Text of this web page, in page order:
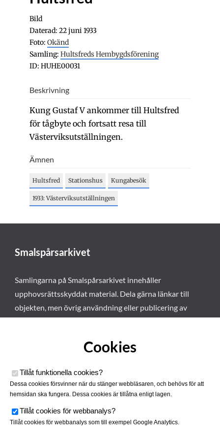
Bild
Daterad: 22 juni 1933
Foto: Okänd
Samling: Hultsfreds Hembygdsförening
ID: HUHE00031
Beskrivning
Kung Gustaf V ankommer till Hultsfred
för tågbyte och fortsatt resa till
Västerviksutställningen.
Ämnen
Hultsfred Stationshus Kungabesök
1933: Västerviksutställningen
Smalspårsarkivet
Samlingarna på Smalspårsarkivet innehåller
upphovsrättsskyddat material. Dela gärna länkar till
objekten, men övrig användning eller publicering av
Cookies
Tillåt funktionella cookies?
Dessa cookies försvinner när du stänger webbläsaren, och behövs för att
hemsidan ska fungera. Dessa cookies är tillåtna enligt lagen.
Tillåt cookies för webbanalys?
Tillåt cookies för webbanalys som till exempel Google Analytics.